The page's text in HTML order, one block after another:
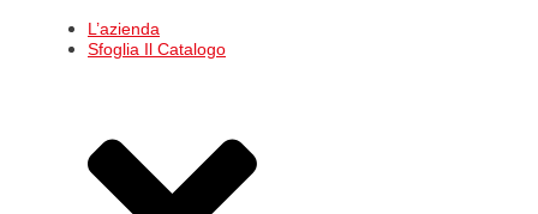
L’azienda
Sfoglia Il Catalogo